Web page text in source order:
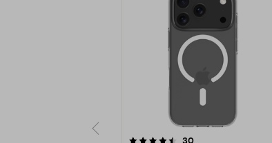
30recensioner
4.5 av 5 stjärnor